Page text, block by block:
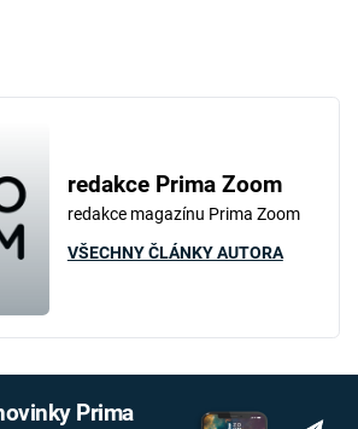
redakce Prima Zoom
redakce magazínu Prima Zoom
VŠECHNY ČLÁNKY AUTORA
Prima